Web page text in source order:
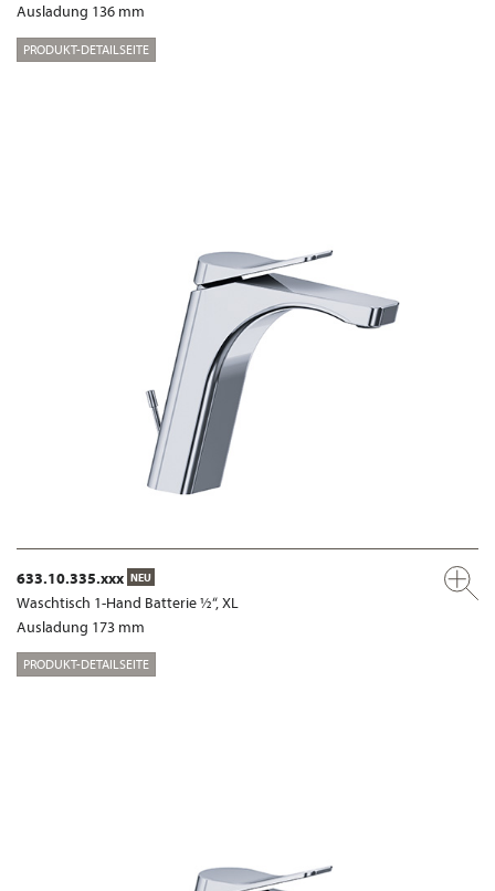
Ausladung 136 mm
PRODUKT-DETAILSEITE
633.10.335.xxx NEU
Waschtisch 1-Hand Batterie ½“, XL
Ausladung 173 mm
PRODUKT-DETAILSEITE